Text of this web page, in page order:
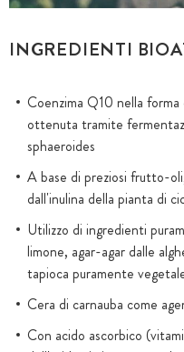
INGREDIENTI
Coenzima Q10 nella
ottenuta tramite
sphaeroides
A base di preziosi frutto-
dall'inulina della pianta di
Utilizzo di ingredienti
limone, agar-agar dalle
tapioca puramente
Cera di carnauba come
Con acido ascorbico